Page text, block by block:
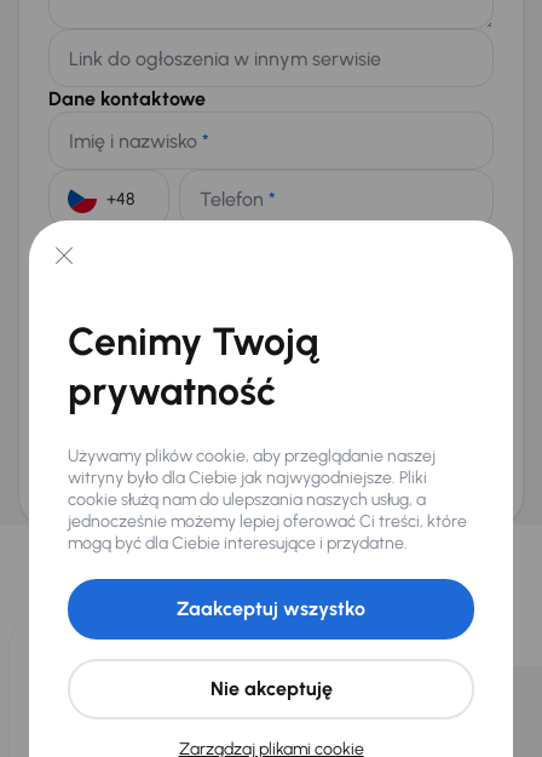
Link do ogłoszenia w innym serwisie
Dane kontaktowe
Imię i nazwisko *
Telefon *
E-mail
Na numer telefonu (opcjonalnie)
Wyślij zapytanie
ani zagwarantowaną dostępnością pojazdu. AURES Holdings a.s., z siedzibą
Dopraváků 874/15, Čimice, 184 00 Praga 8, będzie przechowywać i przetwarzać
Twoje dane osobowe zgodnie z zasadami ochrony i przetwarzaniadanych
osobowych
Wybraliśmy dla Ciebie
Wybieramy dla Ciebienajlepsze pojazdyz naszej oferty. Kupimy
dla Ciebiedo 400 pojazdówkażdego dnia.
Cenimy Twoją
prywatność
Używamy plików cookie, aby przeglądanie naszej
witryny było dla Ciebie jak najwygodniejsze. Pliki
cookie służą nam do ulepszania naszych usług, a
jednocześnie możemy lepiej oferować Ci treści, które
mogą być dla Ciebie interesujące i przydatne.
Zarządzaj plikami cookie
Nie akceptuję
Zaakceptuj wszystko